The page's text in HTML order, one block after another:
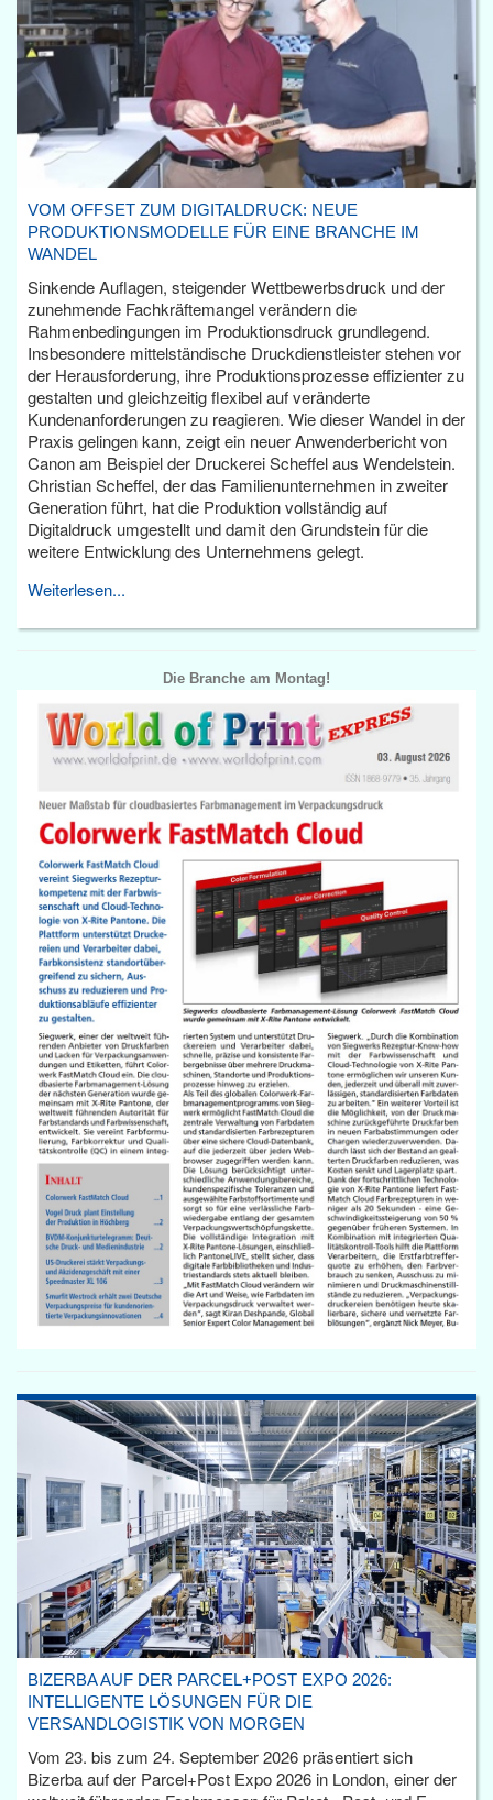
VOM OFFSET ZUM DIGITALDRUCK: NEUE
PRODUKTIONSMODELLE FÜR EINE BRANCHE IM
WANDEL
Sinkende Auflagen, steigender Wettbewerbsdruck und der
zunehmende Fachkräftemangel verändern die
Rahmenbedingungen im Produktionsdruck grundlegend.
Insbesondere mittelständische Druckdienstleister stehen vor
der Herausforderung, ihre Produktionsprozesse effizienter zu
gestalten und gleichzeitig flexibel auf veränderte
Kundenanforderungen zu reagieren. Wie dieser Wandel in der
Praxis gelingen kann, zeigt ein neuer Anwenderbericht von
Canon am Beispiel der Druckerei Scheffel aus Wendelstein.
Christian Scheffel, der das Familienunternehmen in zweiter
Generation führt, hat die Produktion vollständig auf
Digitaldruck umgestellt und damit den Grundstein für die
weitere Entwicklung des Unternehmens gelegt.
Weiterlesen...
Die Branche am Montag!
BIZERBA AUF DER PARCEL+POST EXPO 2026:
INTELLIGENTE LÖSUNGEN FÜR DIE
VERSANDLOGISTIK VON MORGEN
Vom 23. bis zum 24. September 2026 präsentiert sich
Bizerba auf der Parcel+Post Expo 2026 in London, einer der